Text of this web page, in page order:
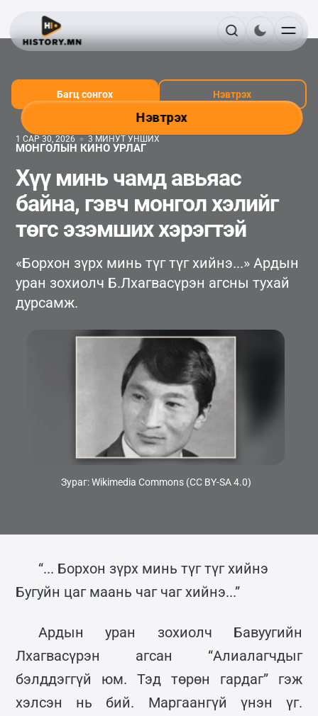
Нэвтрэх
Багц сонгох Нэвтрэх
1 САР 30, 2026 3 МИНУТ УНШИХ
МОНГОЛЫН КИНО УРЛАГ
Хүү минь чамд авьяас
байна, гэвч монгол хэлийг
төгс эзэмших хэрэгтэй
«Борхон зүрх минь түг түг хийнэ...» Ардын
уран зохиолч Б.Лхагвасүрэн агсны тухай
дурсамж.
Зураг: Wikimedia Commons (CC BY-SA 4.0)
“... Борхон зүрх минь түг түг хийнэ
Бугуйн цаг маань чаг чаг хийнэ...”
Ардын уран зохиолч Бавуугийн
Лхагвасүрэн агсан “Алиалагчдыг
бэлддэггүй юм. Тэд төрөн гардаг” гэж
хэлсэн нь бий. Маргаангүй үнэн үг.